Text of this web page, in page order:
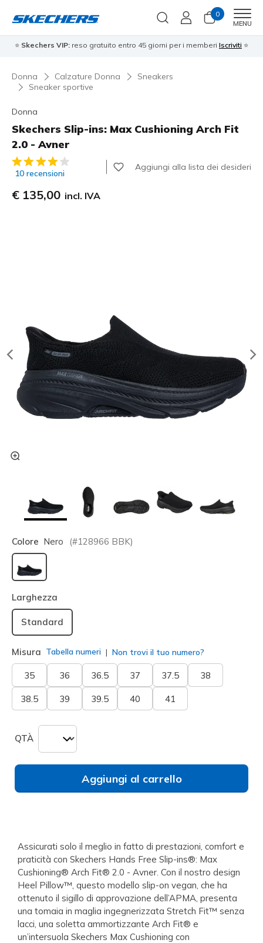
0
MENU
⭐ Skechers VIP: reso gratuito entro 45 giorni per i memberi Iscriviti ⭐
Donna Calzature Donna
Sneakers
Sneaker sportive
Donna
Skechers Slip-ins: Max Cushioning Arch Fit
2.0 - Avner
Valutazione cliente 4,3 su 5
10 recensioni
Aggiungi alla lista dei desideri
€ 135,00 incl. IVA
Colore Nero (#128966 BBK)
selezionato
Larghezza
Standard
Misura Tabella numeri Non trovi il tuo numero?
35 36 36.5 37 37.5 38
38.5 39 39.5 40 41
QTÀ
Aggiungi al carrello
Assicurati solo il meglio in fatto di prestazioni, comfort e
praticità con Skechers Hands Free Slip-ins®: Max
Cushioning® Arch Fit® 2.0 - Avner. Con il nostro design
Heel Pillow™, questo modello slip-on vegan, che ha
ottenuto il sigillo di approvazione dell’APMA, presenta
una tomaia in maglia ingegnerizzata Stretch Fit™ senza
lacci, una soletta ammortizzante Arch Fit® e
un’intersuola Skechers Max Cushioning con